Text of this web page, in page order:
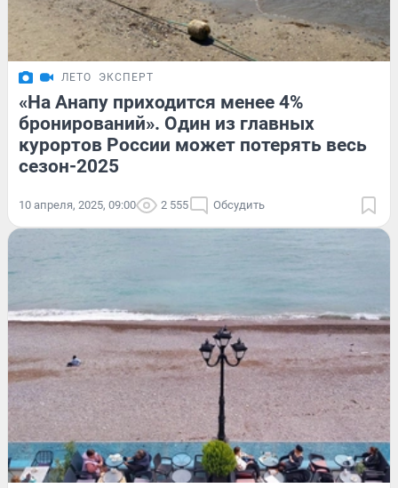
ЛЕТО ЭКСПЕРТ
«На Анапу приходится менее 4%
бронирований». Один из главных
курортов России может потерять весь
сезон-2025
10 апреля, 2025, 09:00 2 555 Обсудить